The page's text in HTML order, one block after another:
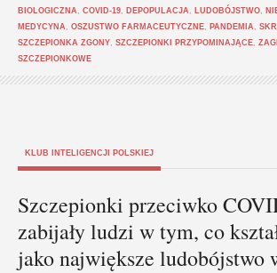
BIOLOGICZNA
COVID-19 DEPOPULACJA LUDOBÓJSTWO
MEDYCYNA
OSZUSTWO FARMACEUTYCZNE PANDEMIA
SZCZEPIONKA ZGONY SZCZEPIONKI PRZYPOMINAJĄCE
SZCZEPIONKOWE
KLUB INTELIGENCJI POLSKIEJ
Szczepionki przeciwko
zabijały ludzi w tym, co
jako największe ludobójstwo